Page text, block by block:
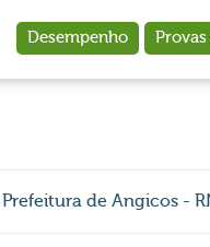
Desempenho Provas
Prefeitura de Angicos -